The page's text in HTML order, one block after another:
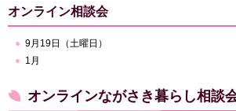
オンライン相談会
9月19日（土曜日）
1月
オンラインながさき暮らし相談